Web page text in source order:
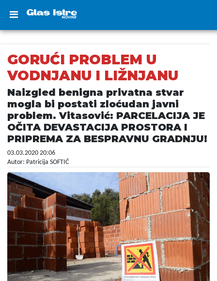
GORUĆI PROBLEM U
VODNJANU I LIŽNJANU
Naizgled benigna privatna stvar
mogla bi postati zloćudan javni
problem. Vitasović: PARCELACIJA JE
OČITA DEVASTACIJA PROSTORA I
PRIPREMA ZA BESPRAVNU GRADNJU!
03.03.2020 20:06
Autor: Patricija SOFTIĆ